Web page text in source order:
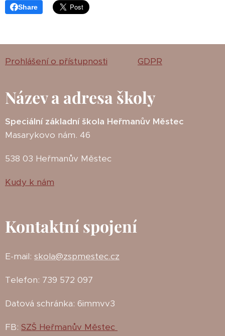
Share
Prohlášení o přístupnosti GDPR
Název a adresa školy
Speciální základní škola Heřmanův Městec
Masarykovo nám. 46
538 03 Heřmanův Městec
Kudy k nám
Kontaktní spojení
E-mail: skola@zspmestec.cz
Telefon: 739 572 097
Datová schránka: 6immvv3
FB: SZŠ Heřmanův Městec